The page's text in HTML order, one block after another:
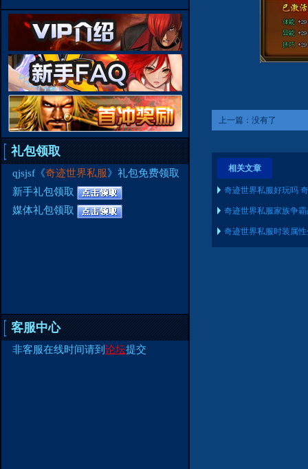
礼包领取
qjsjsf《奇迹世界私服》礼包免费领取
新手礼包领取
媒体礼包领取
客服中心
非客服在线时间请到 论坛提交
上一篇：没有了
相关文章
奇迹世界私服好玩吗
奇迹世界私服家族争
奇迹世界私服时装属